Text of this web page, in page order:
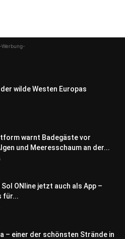
-Werbung-
wilde Westen Europas
warnt Badegäste vor
und Meeresschaum an der...
ONline jetzt auch als App –
für...
– einer der schönsten Strände in